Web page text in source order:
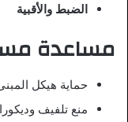
الضبط والأقبية
مساعدة
حماية هيكل
منع تلفيف